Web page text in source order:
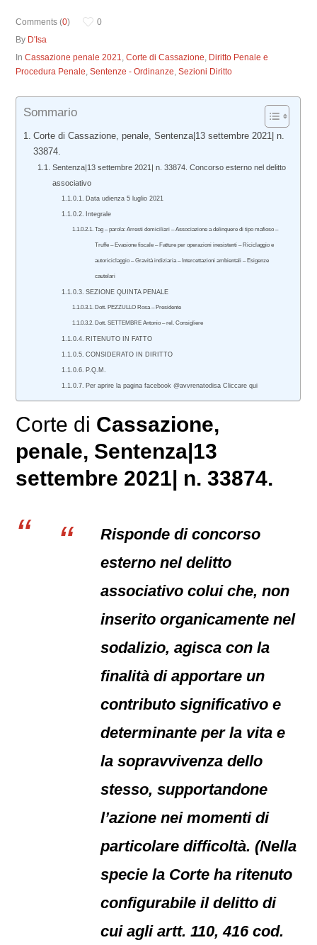
Comments (0)
0
By D'Isa
InCassazione penale 2021,Corte di Cassazione, Diritto Penale e
Procedura Penale,Sentenze - Ordinanze,Sezioni Diritto
Sommario
Corte di Cassazione, penale, Sentenza|13 settembre 2021| n.
33874.
Sentenza|13 settembre 2021| n. 33874. Concorso esterno nel delitto
associativo
Data udienza 5 luglio 2021
Integrale
Tag – parola: Arresti domiciliari – Associazione a delinquere di tipo mafioso –
Truffe – Evasione fiscale – Fatture per operazioni inesistenti – Riciclaggio e
autoriciclaggio – Gravità indiziaria – Intercettazioni ambientali – Esigenze
cautelari
SEZIONE QUINTA PENALE
Dott. PEZZULLO Rosa – Presidente
Dott. SETTEMBRE Antonio – rel. Consigliere
RITENUTO IN FATTO
CONSIDERATO IN DIRITTO
P.Q.M.
Per aprire la pagina facebook @avvrenatodisa Cliccare qui
Corte di Cassazione,
penale, Sentenza|13
settembre 2021| n. 33874.
Risponde di concorso
esterno nel delitto
associativo colui che, non
inserito organicamente nel
sodalizio, agisca con la
finalità di apportare un
contributo significativo e
determinante per la vita e
la sopravvivenza dello
stesso, supportandone
l’azione nei momenti di
particolare difficoltà. (Nella
specie la Corte ha ritenuto
configurabile il delitto di
cui agli artt. 110, 416 cod.